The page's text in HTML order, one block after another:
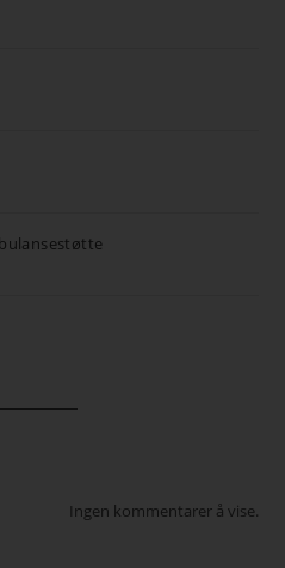
Ingen kommentarer å vise.